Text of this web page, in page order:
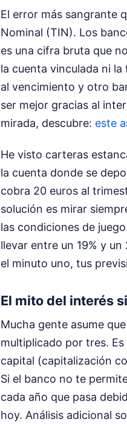
El error más sangrante
Nominal (TIN). Los
es una cifra bruta que
la cuenta vinculada ni
al vencimiento y otro
ser mejor gracias al
mirada, descubre: este
He visto carteras
la cuenta donde se
cobra 20 euros al
solución es mirar
las condiciones de
llevar entre un 19% y
el minuto uno, tus
El mito del interés
Mucha gente asume
multiplicado por tres.
capital (capitalización
Si el banco no te
cada año que pasa
hoy. Análisis adicional